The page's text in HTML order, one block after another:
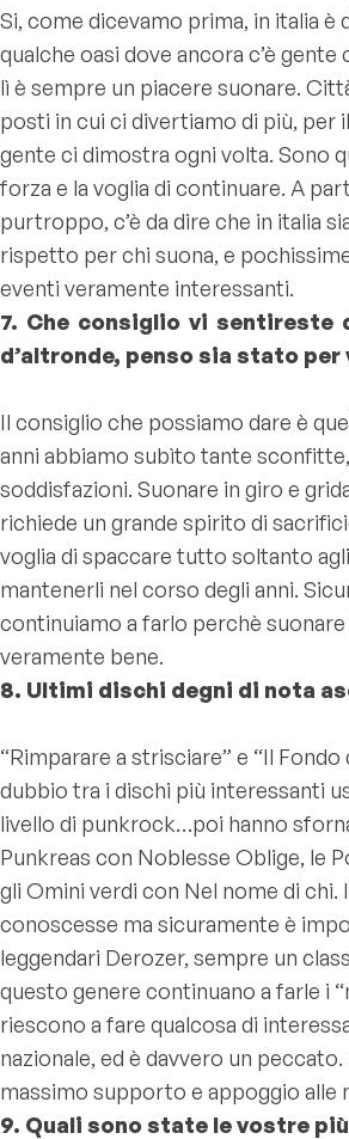
Si, come dicevamo prima, in italia
qualche oasi dove ancora c’è
lì è sempre un piacere suonare.
posti in cui ci divertiamo di più,
gente ci dimostra ogni volta. Sono
forza e la voglia di continuare. A
purtroppo, c’è da dire che in italia
rispetto per chi suona, e
eventi veramente interessanti.
7. Che consiglio vi sentireste
d’altronde, penso sia stato per
Il consiglio che possiamo dare è
anni abbiamo subìto tante
soddisfazioni. Suonare in giro e
richiede un grande spirito di
voglia di spaccare tutto soltanto
mantenerli nel corso degli anni.
continuiamo a farlo perchè suonare
veramente bene.
8. Ultimi dischi degni di nota
“Rimparare a strisciare” e “Il
dubbio tra i dischi più interessanti
livello di punkrock…poi hanno
Punkreas con Noblesse Oblige, le
gli Omini verdi con Nel nome di
conoscesse ma sicuramente è
leggendari Derozer, sempre un
questo genere continuano a farle i
riescono a fare qualcosa di
nazionale, ed è davvero un
massimo supporto e appoggio alle
9. Quali sono state le vostre